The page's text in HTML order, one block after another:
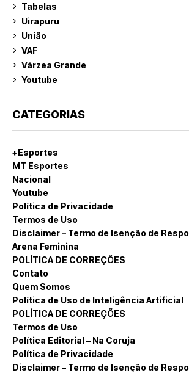
Tabelas
Uirapuru
União
VAF
Várzea Grande
Youtube
CATEGORIAS
+Esportes
MT Esportes
Nacional
Youtube
Política de Privacidade
Termos de Uso
Disclaimer – Termo de Isenção de
Arena Feminina
POLÍTICA DE CORREÇÕES
Contato
Quem Somos
Política de Uso de Inteligência Artificial
POLÍTICA DE CORREÇÕES
Termos de Uso
Política Editorial – Na Coruja
Política de Privacidade
Disclaimer – Termo de Isenção de